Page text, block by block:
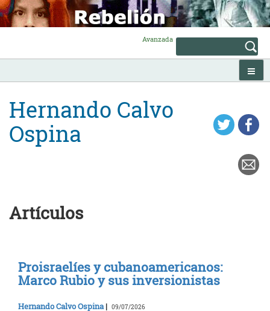
Skip
to
content
Avanzada
Hernando Calvo
Ospina
Artículos
Proisraelíes y cubanoamericanos:
Marco Rubio y sus inversionistas
Hernando Calvo Ospina | 09/07/2026